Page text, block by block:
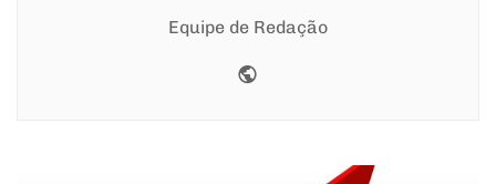
Equipe de Redação